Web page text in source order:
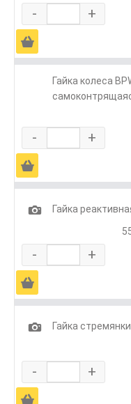
- +
Ä
Гайка колеса
- +
Ä
1
Гайка
- +
Ä
1
Гайка
- +
Ä